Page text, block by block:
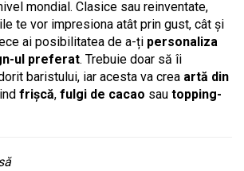
mondial. Clasice sau reinventate,
te vor impresiona atât prin gust, cât și
ai posibilitatea de a-ți personaliza
ul preferat. Trebuie doar să îi
baristului, iar acesta va crea artă din
frișcă, fulgi de cacao sau topping-